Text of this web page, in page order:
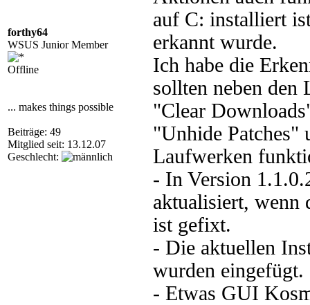
forthy64
WSUS Junior Member
Offline
... makes things possible
Beiträge: 49
Mitglied seit: 13.12.07
Geschlecht:
auf C: installiert
erkannt wurde.
Ich habe die
sollten neben
"Clear
"Unhide Patches"
Laufwerken
- In Version
aktualisiert, wenn
ist gefixt.
- Die aktuellen
wurden eingefügt.
- Etwas GUI